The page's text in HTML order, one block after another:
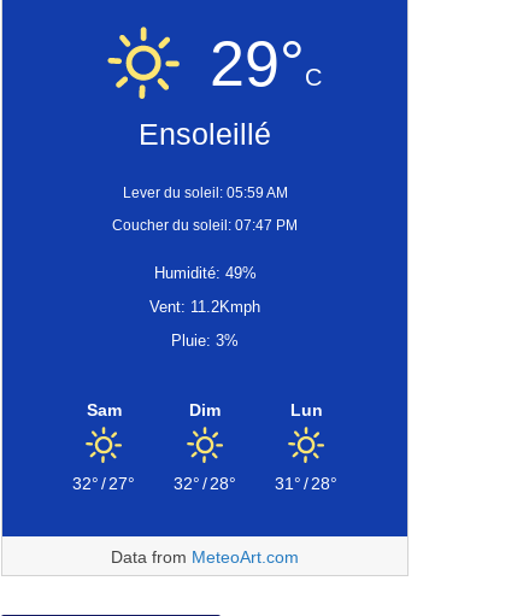
29°C
Ensoleillé
Lever du soleil: 05:59 AM
Coucher du soleil: 07:47 PM
Humidité: 49%
Vent: 11.2Kmph
Pluie: 3%
Sam
32°/27°
Dim
32°/28°
Lun
31°/28°
Data from MeteoArt.com